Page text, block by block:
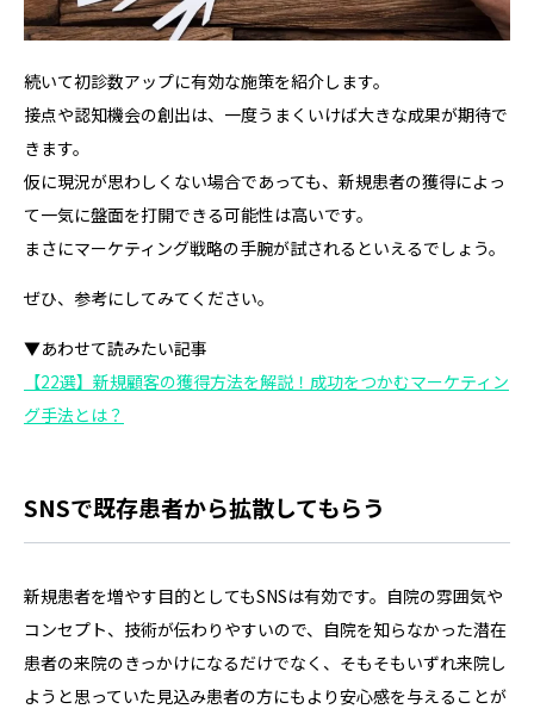
続いて初診数アップに有効な施策を紹介します。
接点や認知機会の創出は、一度うまくいけば大きな成果が期待で
きます。
仮に現況が思わしくない場合であっても、新規患者の獲得によっ
て一気に盤面を打開できる可能性は高いです。
まさにマーケティング戦略の手腕が試されるといえるでしょう。
ぜひ、参考にしてみてください。
▼あわせて読みたい記事
【22選】新規顧客の獲得方法を解説！成功をつかむマーケティン
グ手法とは？
SNSで既存患者から拡散してもらう
新規患者を増やす目的としてもSNSは有効です。自院の雰囲気や
コンセプト、技術が伝わりやすいので、自院を知らなかった潜在
患者の来院のきっかけになるだけでなく、そもそもいずれ来院し
ようと思っていた見込み患者の方にもより安心感を与えることが